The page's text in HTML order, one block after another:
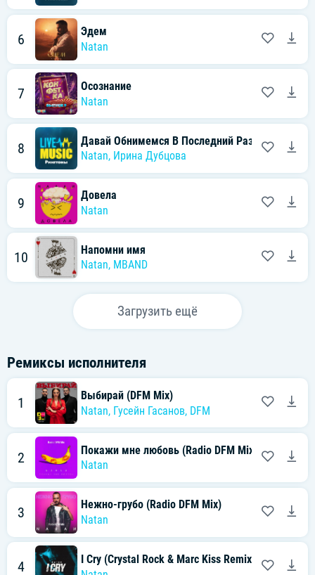
6
Эдем
Natan
7
Осознание
Natan
8
Давай Обнимемся В Последний Раз (рингтон)
Natan, Ирина Дубцова
9
Довела
Natan
10
Напомни имя
Natan, MBAND
Загрузить ещё
Ремиксы исполнителя
1
Выбирай (DFM Mix)
Natan, Гусейн Гасанов, DFM
2
Покажи мне любовь (Radio DFM Mix)
Natan
3
Нежно-грубо (Radio DFM Mix)
Natan
4
I Cry (Crystal Rock & Marc Kiss Remix)